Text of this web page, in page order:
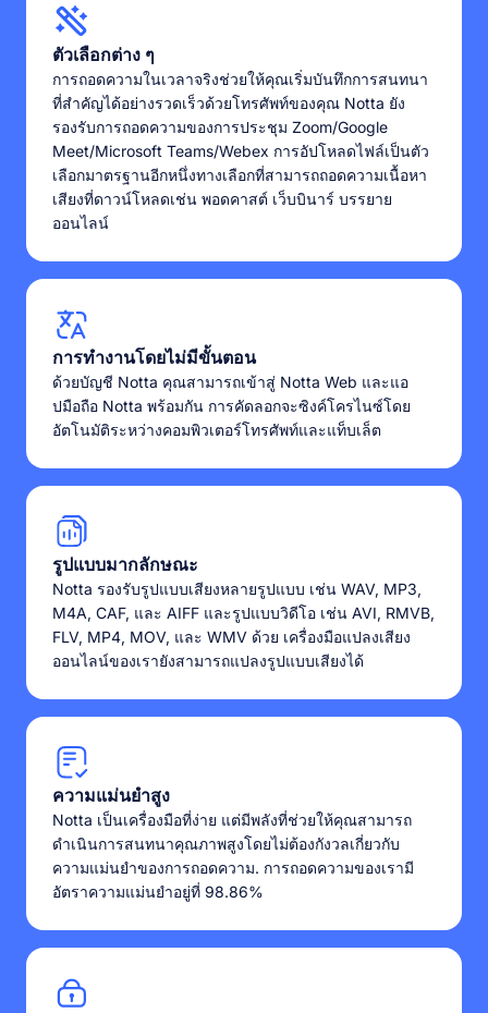
ตัวเลือกต่าง ๆ
การถอดความในเวลาจริงช่วยให้คุณเริ่มบันทึกการสนทนา
ที่สำคัญได้อย่างรวดเร็วด้วยโทรศัพท์ของคุณ Notta ยัง
รองรับการถอดความของการประชุม Zoom/Google
Meet/Microsoft Teams/Webex การอัปโหลดไฟล์เป็นตัว
เลือกมาตรฐานอีกหนึ่งทางเลือกที่สามารถถอดความเนื้อหา
เสียงที่ดาวน์โหลดเช่น พอดคาสต์ เว็บบินาร์ บรรยาย
ออนไลน์
การทำงานโดยไม่มีขั้นตอน
ด้วยบัญชี Notta คุณสามารถเข้าสู่ Notta Web และแอ
ปมือถือ Notta พร้อมกัน การคัดลอกจะซิงค์โครไนซ์โดย
อัตโนมัติระหว่างคอมพิวเตอร์โทรศัพท์และแท็บเล็ต
รูปแบบมากลักษณะ
Notta รองรับรูปแบบเสียงหลายรูปแบบ เช่น WAV, MP3,
M4A, CAF, และ AIFF และรูปแบบวิดีโอ เช่น AVI, RMVB,
FLV, MP4, MOV, และ WMV ด้วย เครื่องมือแปลงเสียง
ออนไลน์ของเรายังสามารถแปลงรูปแบบเสียงได้
ความแม่นยำสูง
Notta เป็นเครื่องมือที่ง่าย แต่มีพลังที่ช่วยให้คุณสามารถ
ดำเนินการสนทนาคุณภาพสูงโดยไม่ต้องกังวลเกี่ยวกับ
ความแม่นยำของการถอดความ. การถอดความของเรามี
อัตราความแม่นยำอยู่ที่ 98.86%